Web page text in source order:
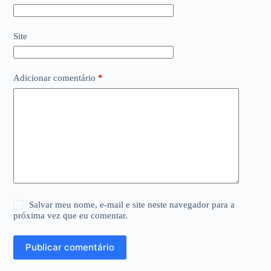
Site
Adicionar comentário *
Salvar meu nome, e-mail e site neste navegador para a
próxima vez que eu comentar.
Publicar comentário